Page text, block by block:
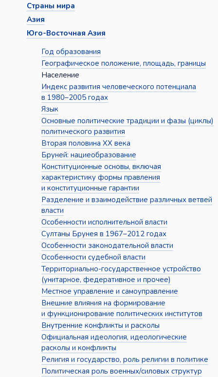
Страны мира
Азия
Юго-Восточная Азия
Год образования
Географическое положение, площадь, границы
Население
Индекс развития человеческого потенциала
в 1980–2005 годах
Язык
Основные политические традиции и фазы (циклы)
политического развития
Вторая половина XX века
Бруней: нациеобразование
Конституционные основы, включая
характеристику формы правления
и конституционные гарантии
Разделение и взаимодействие различных ветвей
власти
Особенности исполнительной власти
Султаны Брунея в 1967–2012 годах
Особенности законодательной власти
Особенности судебной власти
Территориально-государственное устройство
(унитарное, федеративное и прочее)
Местное управление и самоуправление
Внешние влияния на формирование
и функционирование политических институтов
Внутренние конфликты и расколы
Официальная идеология, идеологические
расколы и конфликты
Религия и государство, роль религии в политике
Политическая роль военных/силовых структур